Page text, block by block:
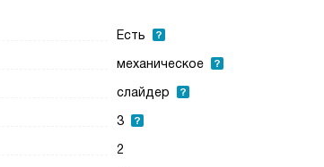
Есть
механическое
слайдер
3
2